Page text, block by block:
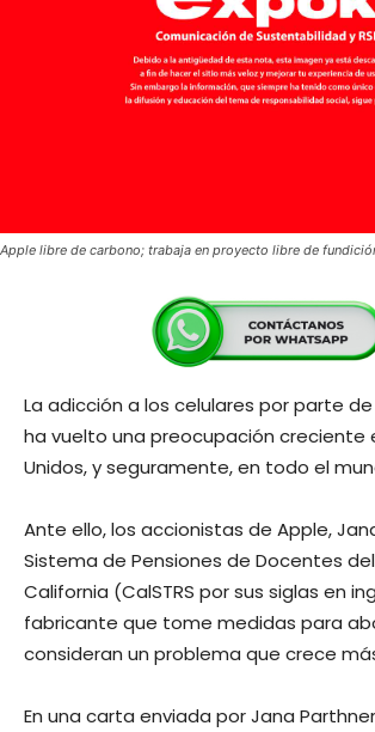
Apple libre de carbono; trabaja en proyecto libre de
La adicción a los celulares por parte
ha vuelto una preocupación creciente
Unidos, y seguramente, en todo el
Ante ello, los accionistas de Apple,
Sistema de Pensiones de Docentes
California (CalSTRS por sus siglas en
fabricante que tome medidas para
consideran un problema que crece
En una carta enviada por Jana